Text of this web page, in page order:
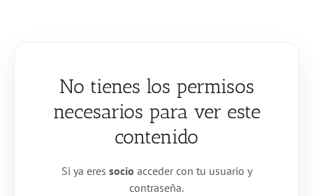
No tienes los permisos
necesarios para ver este
contenido
Si ya eres socio acceder con tu usuario y
contraseña.